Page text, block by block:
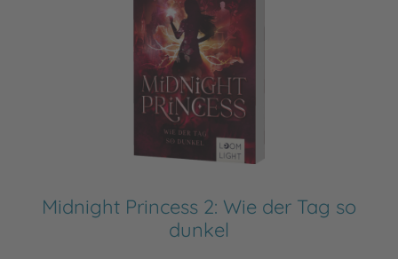
Midnight Princess 2: Wie der Tag so
dunkel